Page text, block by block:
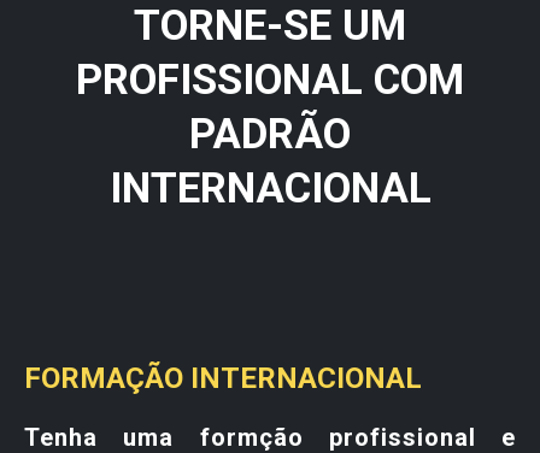
TORNE-SE UM
PROFISSIONAL COM
PADRÃO
INTERNACIONAL
FORMAÇÃO INTERNACIONAL
Tenha uma formção profissional e